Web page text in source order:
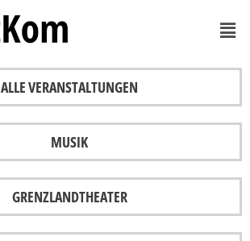
ALLE VERANSTALTUNGEN
MUSIK
GRENZLANDTHEATER